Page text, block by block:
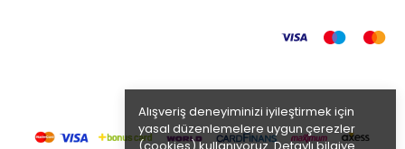
Alışveriş deneyiminizi iyileştirmek için
yasal düzenlemelere uygun çerezler